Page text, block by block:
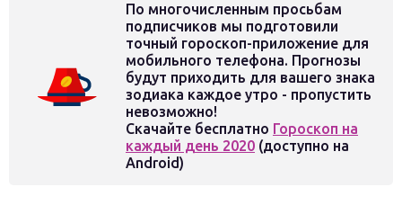
По многочисленным просьбам
подписчиков мы подготовили
точный гороскоп-приложение для
мобильного телефона. Прогнозы
будут приходить для вашего знака
зодиака каждое утро - пропустить
невозможно!
Скачайте бесплатно Гороскоп на
каждый день 2020 (доступно на
Android)